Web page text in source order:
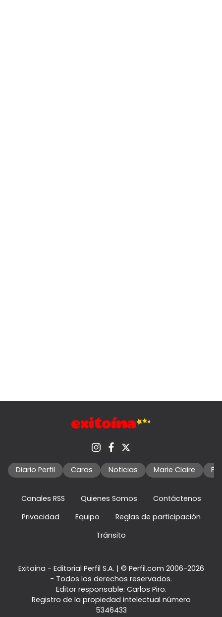
Diario Perfil Caras Noticias Marie Claire
Canales RSS Quienes Somos
Contáctenos
Privacidad
Equipo
Reglas de participación
Tránsito
Exitoina - Editorial Perfil S.A. | © Perfil.com 2006-2026
- Todos los derechos reservados.
Editor responsable: Carlos Piro.
Registro de la propiedad intelectual número
5346433